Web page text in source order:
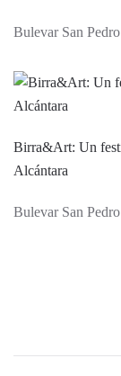
Bulevar San
Birra&Art: Un
Alcántara
Bulevar San